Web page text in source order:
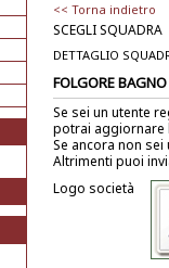
<< Torna indietro
SCEGLI SQUADRA
DETTAGLIO
FOLGORE BAGNO
Se sei un utente
potrai aggiornare
Se ancora non
Altrimenti puoi
Logo società